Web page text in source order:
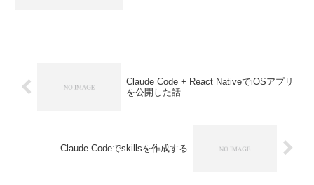
Claude Code + React NativeでiOSアプリ
を公開した話
Claude Codeでskillsを作成する